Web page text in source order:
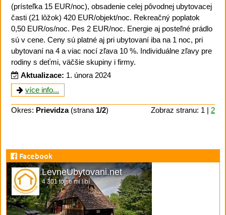
(prísteľka 15 EUR/noc), obsadenie celej pôvodnej ubytovacej
časti (21 lôžok) 420 EUR/objekt/noc. Rekreačný poplatok
0,50 EUR/os/noc. Pes 2 EUR/noc. Energie aj posteľné prádlo
sú v cene. Ceny sú platné aj pri ubytovaní iba na 1 noc, pri
ubytovaní na 4 a viac nocí zľava 10 %. Individuálne zľavy pre
rodiny s deťmi, väčšie skupiny i firmy.
Aktualizace: 1. února 2024
více info...
Okres: Prievidza(strana 1/2) Zobraz stranu: 1 | 2
Facebook
LevneUbytovani.net
4 301 to se mi líbí